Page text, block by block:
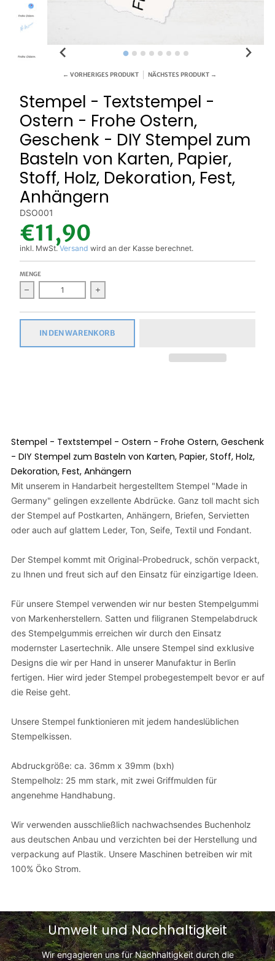
← VORHERIGES PRODUKT NÄCHSTES PRODUKT →
Stempel - Textstempel -
Ostern - Frohe Ostern,
Geschenk - DIY Stempel zum
Basteln von Karten, Papier,
Stoff, Holz, Dekoration, Fest,
Anhängern
DSO001
€11,90
inkl. MwSt.Versand wird an der Kasse berechnet.
MENGE
Verringern Sie die Menge für Stempel - Textstempel -
Erhöhen Sie die Menge für Stempel -
IN DEN WARENKORB
Stempel - Textstempel - Ostern - Frohe Ostern, Geschenk
- DIY Stempel zum Basteln von Karten, Papier, Stoff, Holz,
Dekoration, Fest, Anhängern
Mit unserem in Handarbeit hergestelltem Stempel "Made in
Germany" gelingen exzellente Abdrücke. Ganz toll macht sich
der Stempel auf Postkarten, Anhängern, Briefen, Servietten
oder auch auf glattem Leder, Ton, Seife, Textil und Fondant.
Der Stempel kommt mit Original-Probedruck, schön verpackt,
zu Ihnen und freut sich auf den Einsatz für einzigartige Ideen.
Für unsere Stempel verwenden wir nur besten Stempelgummi
von Markenherstellern. Satten und filigranen Stempelabdruck
des Stempelgummis erreichen wir durch den Einsatz
modernster Lasertechnik. Alle unsere Stempel sind exklusive
Designs die wir per Hand in unserer Manufaktur in Berlin
fertigen. Hier wird jeder Stempel probegestempelt bevor er auf
die Reise geht.
Unsere Stempel funktionieren mit jedem handeslüblichen
Stempelkissen.
Abdruckgröße: ca. 36mm x 39mm (bxh)
Stempelholz: 25 mm stark, mit zwei Griffmulden für
angenehme Handhabung.
Wir verwenden ausschließlich nachwachsendes Buchenholz
aus deutschen Anbau und verzichten bei der Herstellung und
verpackung auf Plastik. Unsere Maschinen betreiben wir mit
100% Öko Strom.
Umwelt und Nachhaltigkeit
Wir engagieren uns für Nachhaltigkeit durch die